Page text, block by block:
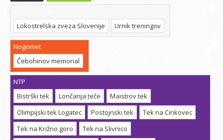
Lokostrelska zveza Slovenije
Urnik treningov
Nogomet
Čebohinov memorial
NTP
Bistrški tek
Lončarija teče
Maistrov tek
Olimpijski tek Logatec
Postojnski tek
Tek na Cinkovec
Tek na Križno goro
Tek na Slivnico